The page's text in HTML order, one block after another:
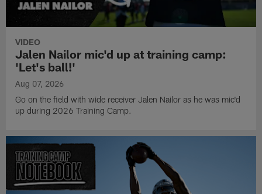
VIDEO
Jalen Nailor mic'd up at training camp:
'Let's ball!'
Aug 07, 2026
Go on the field with wide receiver Jalen Nailor as he was mic'd
up during 2026 Training Camp.